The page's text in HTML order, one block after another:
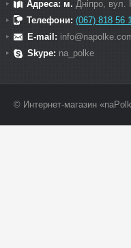
Адреса: м. Дніпро, вул.
Телефони: (067) 818 56
E-mail:
Skype: na_polke
© Интернет-магазин